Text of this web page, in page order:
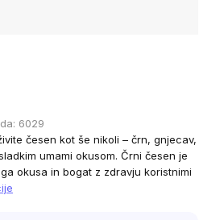
6029
česen kot še nikoli – črn, gnjecav,
umami okusom. Črni česen je
okusa in bogat z zdravju koristnimi